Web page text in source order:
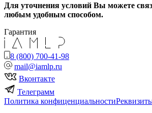
Для уточнения условий Вы можете
любым удобным способом.
Гарантия
8 (800) 700-41-98
mail@iamlp.ru
Вконтакте
Телеграмм
Политика конфиценциальности